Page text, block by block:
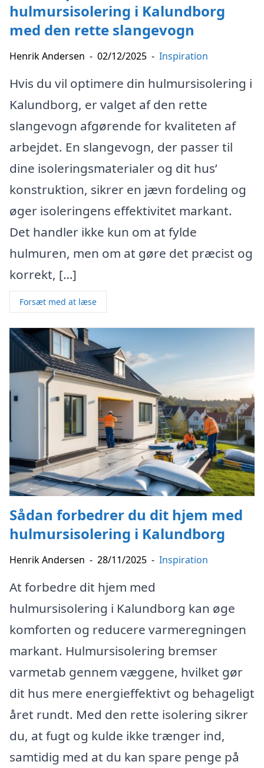
hulmursisolering i Kalundborg
med den rette slangevogn
Henrik Andersen - 02/12/2025 - Inspiration
Hvis du vil optimere din hulmursisolering i
Kalundborg, er valget af den rette
slangevogn afgørende for kvaliteten af
arbejdet. En slangevogn, der passer til
dine isoleringsmaterialer og dit hus’
konstruktion, sikrer en jævn fordeling og
øger isoleringens effektivitet markant.
Det handler ikke kun om at fylde
hulmuren, men om at gøre det præcist og
korrekt, […]
Forsæt med at læse
Sådan forbedrer du dit hjem med
hulmursisolering i Kalundborg
Henrik Andersen - 28/11/2025 - Inspiration
At forbedre dit hjem med
hulmursisolering i Kalundborg kan øge
komforten og reducere varmeregningen
markant. Hulmursisolering bremser
varmetab gennem væggene, hvilket gør
dit hus mere energieffektivt og behageligt
året rundt. Med den rette isolering sikrer
du, at fugt og kulde ikke trænger ind,
samtidig med at du kan spare penge på